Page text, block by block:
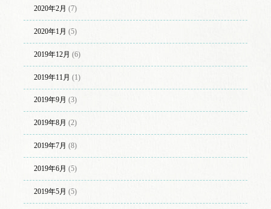
2020年2月 (7)
2020年1月 (5)
2019年12月 (6)
2019年11月 (1)
2019年9月 (3)
2019年8月 (2)
2019年7月 (8)
2019年6月 (5)
2019年5月 (5)